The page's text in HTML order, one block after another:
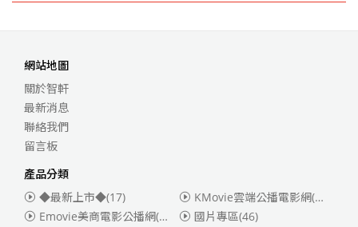
網站地圖
關於智軒
最新消息
聯絡我們
留言板
產品分類
◆最新上市◆(17)
KMovie雲端公播電影網(迪士尼、福斯、索尼)
Emovie美商電影公播網(華納)
(186)
國片專區(46)